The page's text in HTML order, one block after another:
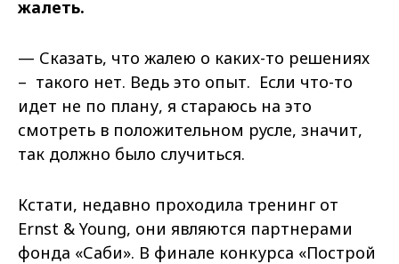
жалеть.
— Сказать, что жалею о каких-то решениях
– такого нет. Ведь это опыт. Если что-то
идет не по плану, я стараюсь на это
смотреть в положительном русле, значит,
так должно было случиться.
Кстати, недавно проходила тренинг от
Ernst & Young, они являются партнерами
фонда «Саби». В финале конкурса «Построй